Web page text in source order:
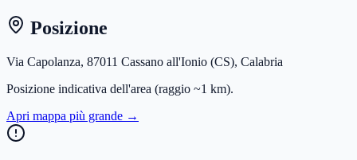
Posizione
Via Capolanza, 87011 Cassano all'Ionio (CS), Calabria
Posizione indicativa dell'area (raggio ~1 km).
Apri mappa più grande →